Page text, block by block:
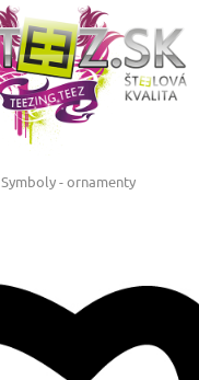
Symboly - ornamenty